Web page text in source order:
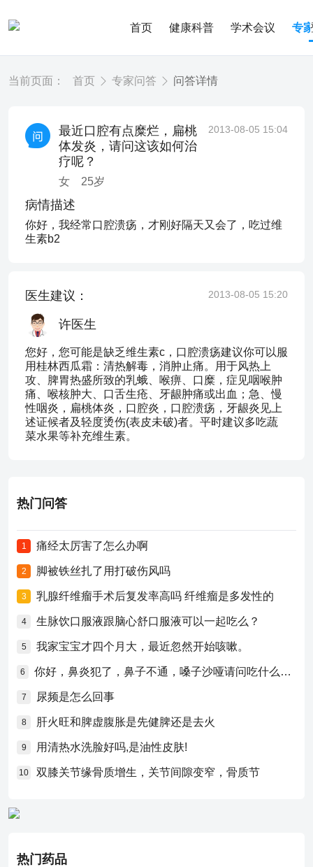
首页 健康科普 学术会议 专
当前页面： 首页 专家问答 问答详情
最近口腔有点糜烂，扁桃
体发炎，请问这该如何治
疗呢？
女 25岁
2013-08-05 15:04
病情描述
你好，我经常口腔溃疡，才刚好隔天又会了，吃过维
生素b2
医生建议： 2013-08-05 15:20
许医生
您好，您可能是缺乏维生素c，口腔溃疡建议你可以服
用桂林西瓜霜：清热解毒，消肿止痛。用于风热上
攻、脾胃热盛所致的乳蛾、喉痹、口糜，症见咽喉肿
痛、喉核肿大、口舌生疮、牙龈肿痛或出血；急、慢
性咽炎，扁桃体炎，口腔炎，口腔溃疡，牙龈炎见上
述证候者及轻度烫伤(表皮未破)者。平时建议多吃蔬
菜水果等补充维生素。
热门问答
1 痛经太厉害了怎么办啊
2 脚被铁丝扎了用打破伤风吗
3 乳腺纤维瘤手术后复发率高吗 纤维瘤是多发性的
4 生脉饮口服液跟脑心舒口服液可以一起吃么？
5 我家宝宝才四个月大，最近忽然开始咳嗽。
6 你好，鼻炎犯了，鼻子不通，嗓子沙哑请问吃什么药比较好？
7 尿频是怎么回事
8 肝火旺和脾虚腹胀是先健脾还是去火
9 用清热水洗脸好吗,是油性皮肤!
10 双膝关节缘骨质增生，关节间隙变窄，骨质节
热门药品